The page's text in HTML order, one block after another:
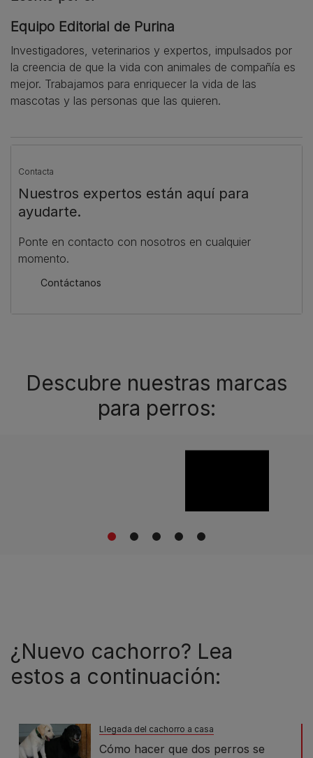
Equipo Editorial de Purina
Investigadores, veterinarios y expertos, impulsados por
la creencia de que la vida con animales de compañía es
mejor. Trabajamos para enriquecer la vida de las
mascotas y las personas que las quieren.
Contacta
Nuestros expertos están aquí para
ayudarte.
Ponte en contacto con nosotros en cualquier
momento.
Contáctanos
Descubre nuestras marcas
para perros:
1 2 3 4 5
¿Nuevo cachorro? Lea
estos a continuación:
Llegada del cachorro a casa
Cómo hacer que dos perros se